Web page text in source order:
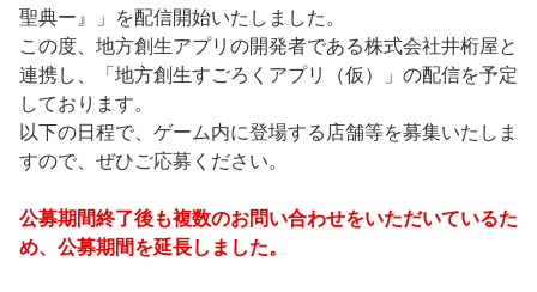
聖典ー』」を配信開始いたしました。
この度、地方創生アプリの開発者である株式会社井桁屋と
連携し、「地方創生すごろくアプリ（仮）」の配信を予定
しております。
以下の日程で、ゲーム内に登場する店舗等を募集いたしま
すので、ぜひご応募ください。
公募期間終了後も複数のお問い合わせをいただいているた
め、公募期間を延長しました。